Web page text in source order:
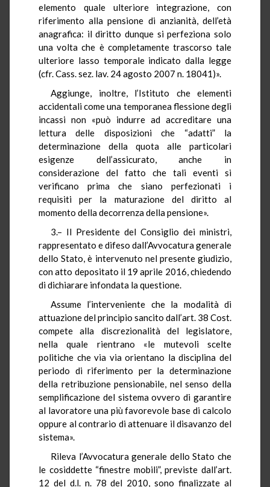
elemento quale ulteriore integrazione, con
riferimento alla pensione di anzianità, dell’età
anagrafica: il diritto dunque si perfeziona solo
una volta che è completamente trascorso tale
ulteriore lasso temporale indicato dalla legge
(cfr. Cass. sez. lav. 24 agosto 2007 n. 18041)».
Aggiunge, inoltre, l’Istituto che elementi
accidentali come una temporanea flessione degli
incassi non «può indurre ad accreditare una
lettura delle disposizioni che “adatti” la
determinazione della quota alle particolari
esigenze dell’assicurato, anche in
considerazione del fatto che tali eventi si
verificano prima che siano perfezionati i
requisiti per la maturazione del diritto al
momento della decorrenza della pensione».
3.– Il Presidente del Consiglio dei ministri,
rappresentato e difeso dall’Avvocatura generale
dello Stato, è intervenuto nel presente giudizio,
con atto depositato il 19 aprile 2016, chiedendo
di dichiarare infondata la questione.
Assume l’interveniente che la modalità di
attuazione del principio sancito dall’art. 38 Cost.
compete alla discrezionalità del legislatore,
nella quale rientrano «le mutevoli scelte
politiche che via via orientano la disciplina del
periodo di riferimento per la determinazione
della retribuzione pensionabile, nel senso della
semplificazione del sistema ovvero di garantire
al lavoratore una più favorevole base di calcolo
oppure al contrario di attenuare il disavanzo del
sistema».
Rileva l’Avvocatura generale dello Stato che
le cosiddette “finestre mobili”, previste dall’art.
12 del d.l. n. 78 del 2010, sono finalizzate al